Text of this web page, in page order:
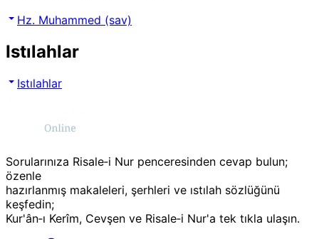
Hz. Muhammed (sav)
Istılahlar
Istılahlar
Sorularınıza Risale‑i Nur penceresinden cevap bulun;
özenle
hazırlanmış makaleleri, şerhleri ve ıstılah sözlüğünü
keşfedin;
Kur'ân‑ı Kerîm, Cevşen ve Risale‑i Nur'a tek tıkla ulaşın.